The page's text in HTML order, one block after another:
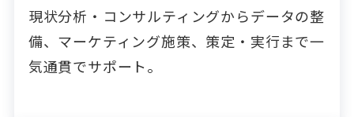
現状分析・コンサルティングからデータの整
備、マーケティング施策、策定・実行まで一
気通貫でサポート。